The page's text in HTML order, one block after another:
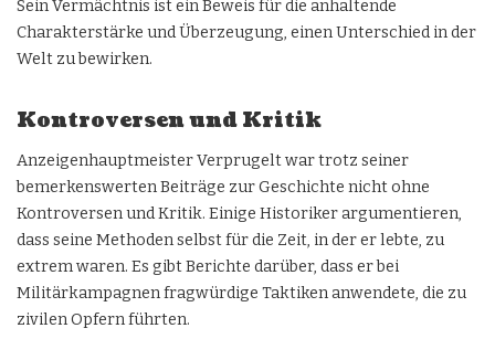
Sein Vermächtnis ist ein Beweis für die anhaltende
Charakterstärke und Überzeugung, einen Unterschied in der
Welt zu bewirken.
Kontroversen und Kritik
Anzeigenhauptmeister Verprugeltwar trotz seiner
bemerkenswerten Beiträge zur Geschichte nicht ohne
Kontroversen und Kritik. Einige Historiker argumentieren,
dass seine Methoden selbst für die Zeit, in der er lebte, zu
extrem waren. Es gibt Berichte darüber, dass er bei
Militärkampagnen fragwürdige Taktiken anwendete, die zu
zivilen Opfern führten.